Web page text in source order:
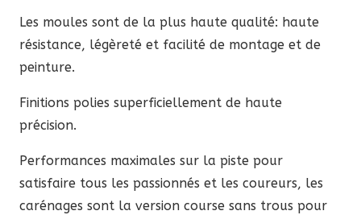
Les moules sont de la plus haute qualité: haute
résistance, légèreté et facilité de montage et de
peinture.
Finitions polies superficiellement de haute
précision.
Performances maximales sur la piste pour
satisfaire tous les passionnés et les coureurs, les
carénages sont la version course sans trous pour